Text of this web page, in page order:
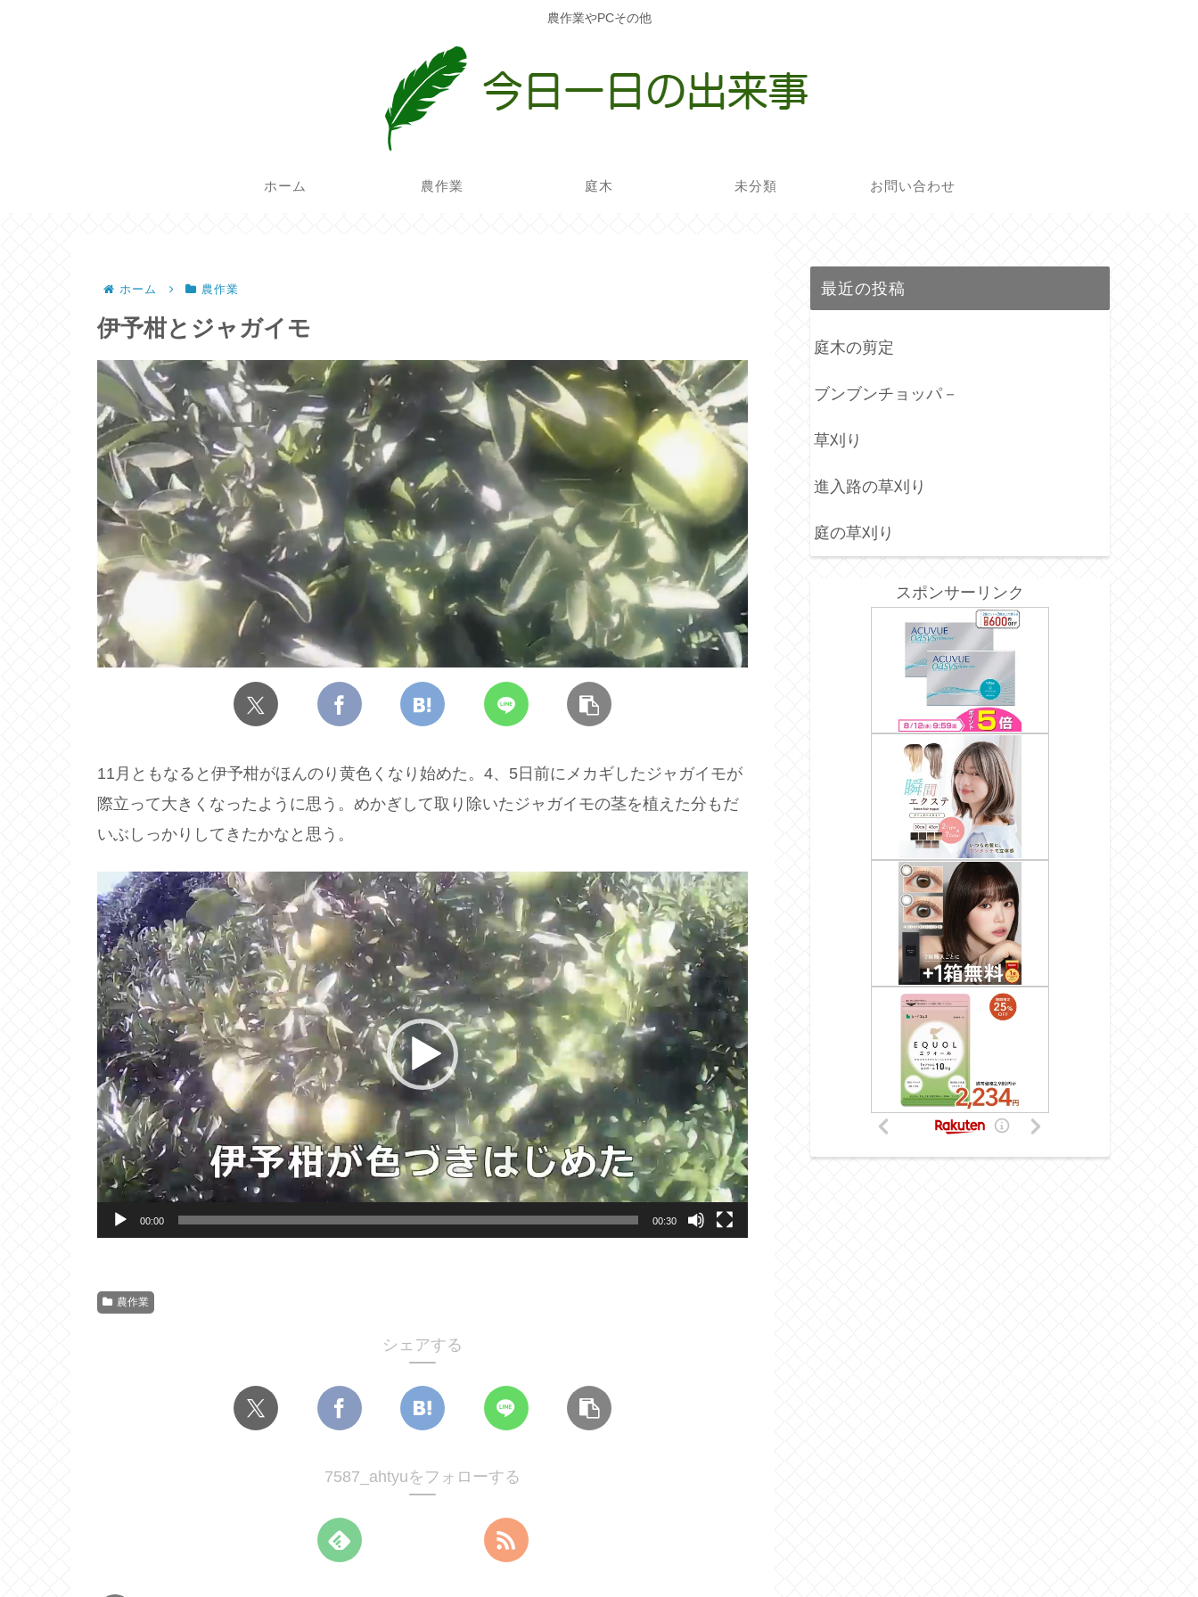
農作業やPCその他
ホーム 農作業 庭木 未分類 お問い合わせ
ホーム 農作業
伊予柑とジャガイモ
11月ともなると伊予柑がほんのり黄色くなり始めた。4、5日前にメカギしたジャガイモが
際立って大きくなったように思う。めかぎして取り除いたジャガイモの茎を植えた分もだ
いぶしっかりしてきたかなと思う。
画
プ
レ
ー
ヤ
ー
00:00 00:30
農作業
シェアする
7587_ahtyuをフォローする
最近の投稿
庭木の剪定
ブンブンチョッパ－
草刈り
進入路の草刈り
庭の草刈り
スポンサーリンク